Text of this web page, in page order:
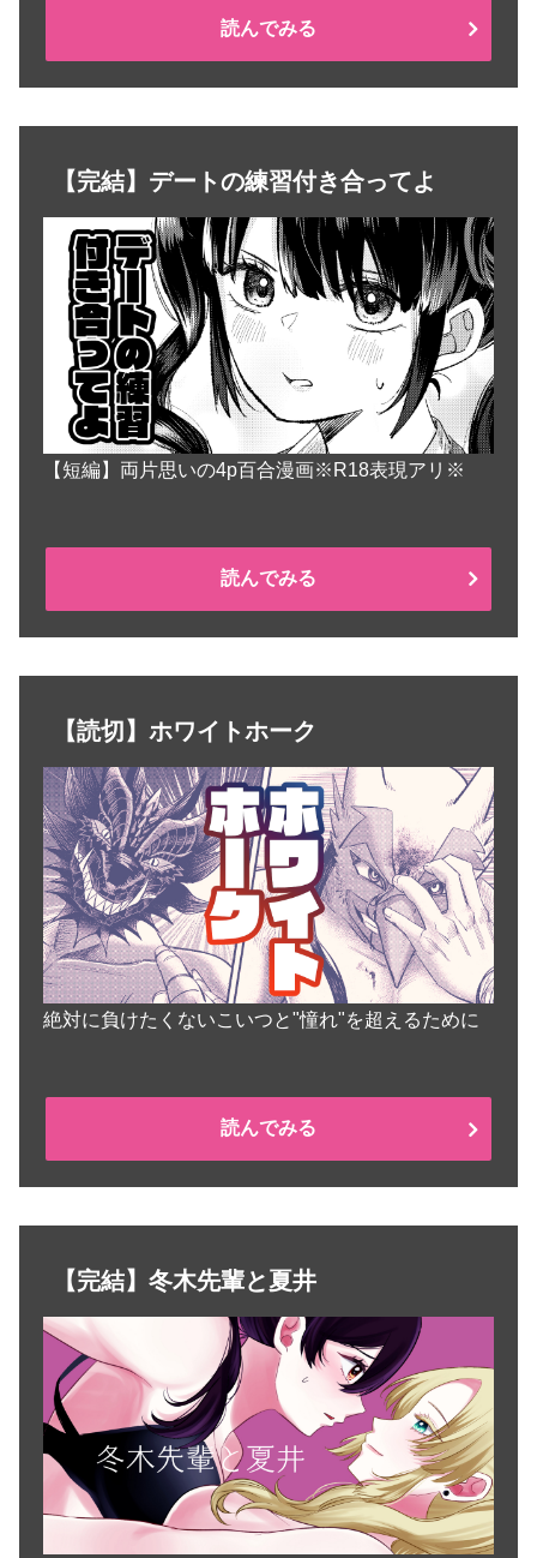
読んでみる
【完結】デートの練習付き合ってよ
【短編】両片思いの4p百合漫画※R18表現アリ※
読んでみる
【読切】ホワイトホーク
絶対に負けたくないこいつと"憧れ"を超えるために
読んでみる
【完結】冬木先輩と夏井